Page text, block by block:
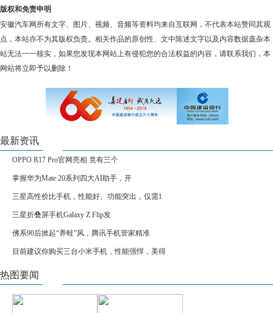
版权和免责申明
安徽汽车网所有文字、图片、视频、音频等资料均来自互联网，不代表本站赞同其观
点，本站亦不为其版权负责。相关作品的原创性、文中陈述文字以及内容数据庞杂本
站无法一一核实，如果您发现本网站上有侵犯您的合法权益的内容，请联系我们，本
网站将立即予以删除！
最新资讯
OPPO R17 Pro官网亮相 竟有三个
掌握华为Mate 20系列四大AI助手，开
三星高性价比手机，性能好、功能突出，仅需1
三星折叠屏手机Galaxy Z Flip发
佛系90后掀起“养蛙”风，腾讯手机管家精准
目前建议你购买三台小米手机，性能强悍，美得
热图要闻